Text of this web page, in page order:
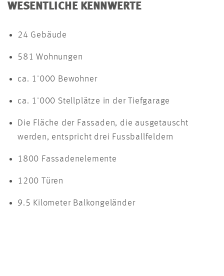
WESENTLICHE KENNWERTE
24 Gebäude
581 Wohnungen
ca. 1'000 Bewohner
ca. 1'000 Stellplätze in der Tiefgarage
Die Fläche der Fassaden, die ausgetauscht
werden, entspricht drei Fussballfeldern
1800 Fassadenelemente
1200 Türen
9.5 Kilometer Balkongeländer